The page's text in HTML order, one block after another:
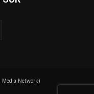
Media Network)